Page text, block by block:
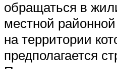
обращаться в
местной
на территории
предполагается